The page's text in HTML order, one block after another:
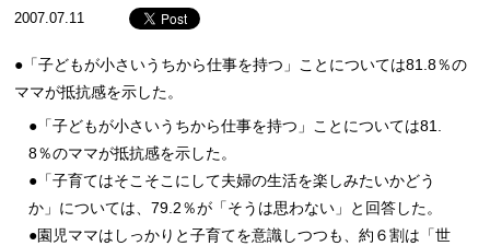
2007.07.11
●「子どもが小さいうちから仕事を持つ」ことについては81.8％の
ママが抵抗感を示した。
●「子どもが小さいうちから仕事を持つ」ことについては81.
8％のママが抵抗感を示した。
●「子育てはそこそこにして夫婦の生活を楽しみたいかどう
か」については、79.2％が「そうは思わない」と回答した。
●園児ママはしっかりと子育てを意識しつつも、約６割は「世